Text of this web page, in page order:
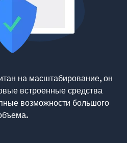
на масштабирование, он
встроенные средства
возможности большого